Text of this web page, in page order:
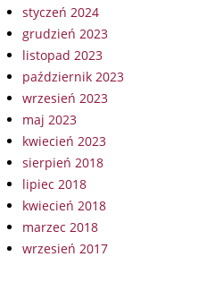
styczeń 2024
grudzień 2023
listopad 2023
październik 2023
wrzesień 2023
maj 2023
kwiecień 2023
sierpień 2018
lipiec 2018
kwiecień 2018
marzec 2018
wrzesień 2017